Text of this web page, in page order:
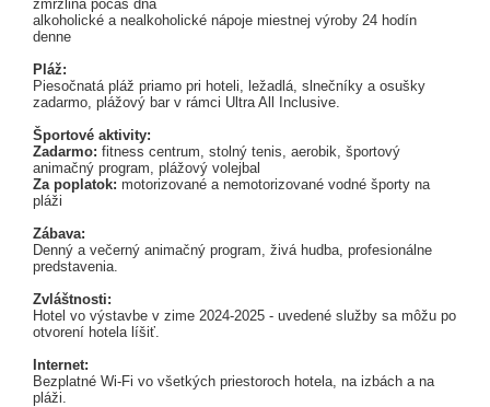
zmrzlina počas dňa
alkoholické a nealkoholické nápoje miestnej výroby 24 hodín
denne
Pláž:
Piesočnatá pláž priamo pri hoteli, ležadlá, slnečníky a osušky
zadarmo, plážový bar v rámci Ultra All Inclusive.
Športové aktivity:
Zadarmo: fitness centrum, stolný tenis, aerobik, športový
animačný program, plážový volejbal
Za poplatok: motorizované a nemotorizované vodné športy na
pláži
Zábava:
Denný a večerný animačný program, živá hudba, profesionálne
predstavenia.
Zvláštnosti:
Hotel vo výstavbe v zime 2024-2025 - uvedené služby sa môžu po
otvorení hotela líšiť.
Internet:
Bezplatné Wi-Fi vo všetkých priestoroch hotela, na izbách a na
pláži.